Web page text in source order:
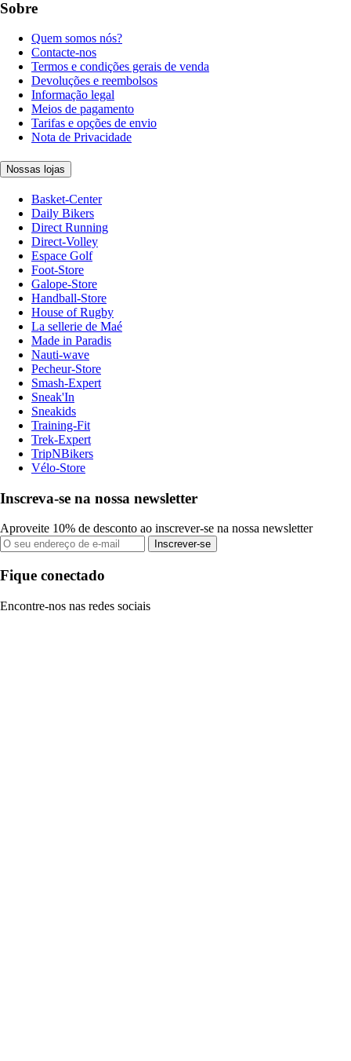
Sobre
Quem somos nós?
Contacte-nos
Termos e condições gerais de venda
Devoluções e reembolsos
Informação legal
Meios de pagamento
Tarifas e opções de envio
Nota de Privacidade
Nossas lojas
Basket-Center
Daily Bikers
Direct Running
Direct-Volley
Espace Golf
Foot-Store
Galope-Store
Handball-Store
House of Rugby
La sellerie de Maé
Made in Paradis
Nauti-wave
Pecheur-Store
Smash-Expert
Sneak'In
Sneakids
Training-Fit
Trek-Expert
TripNBikers
Vélo-Store
Inscreva-se na nossa newsletter
Aproveite 10% de desconto ao inscrever-se na nossa newsletter
Inscrever-se
Fique conectado
Encontre-nos nas redes sociais